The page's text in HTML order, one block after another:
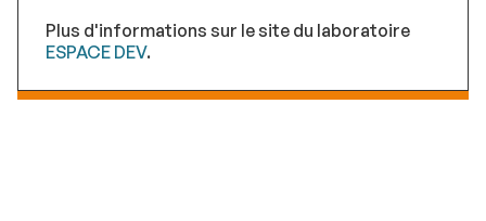
Plus d'informations sur le site du laboratoire
ESPACE DEV.